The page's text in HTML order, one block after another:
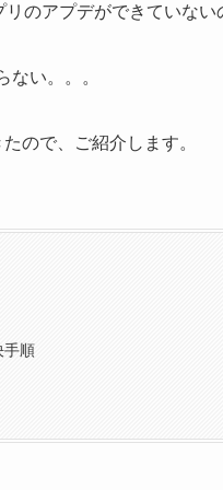
のアプデができていな
ない。。。
ので、ご紹介します。
手順